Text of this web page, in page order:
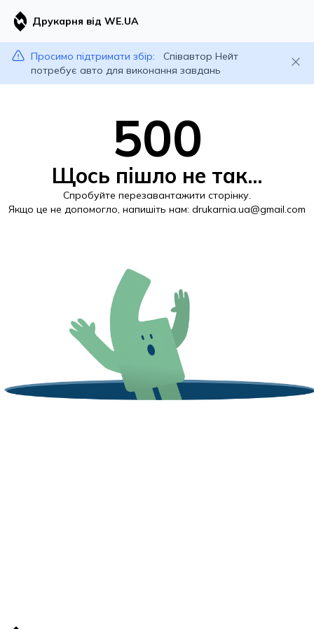
Друкарня від WE.UA
Просимо підтримати збір:
Співавтор Нейт
потребує авто для виконання завдань
500
Щось пішло не так...
Спробуйте перезавантажити сторінку.
Якщо це не допомогло, напишіть нам: drukarnia.ua@gmail.com